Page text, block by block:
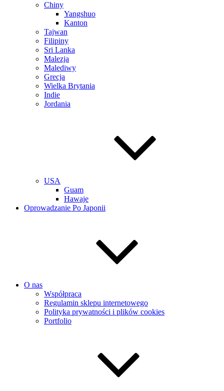
Chiny
Yangshuo
Kanton
Tajwan
Filipiny
Sri Lanka
Malezja
Malediwy
Grecja
Wielka Brytania
Indie
Jordania
USA
Guam
Hawaje
Oprowadzanie Po Japonii
O nas
Współpraca
Regulamin sklepu internetowego
Polityka prywatności i plików cookies
Portfolio